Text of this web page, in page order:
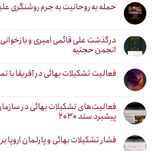
حمله به روحانیت به جرم روشنگری
درگذشت علی قائمی امیری و
انجمن حجتیه
فعالیت تشکیلات بهائی در آفریقا با
فعالیت‌های تشکیلات بهائی در
پیشبرد سند ۲۰۳۰
فشار تشکیلات بهائی و پارلمان